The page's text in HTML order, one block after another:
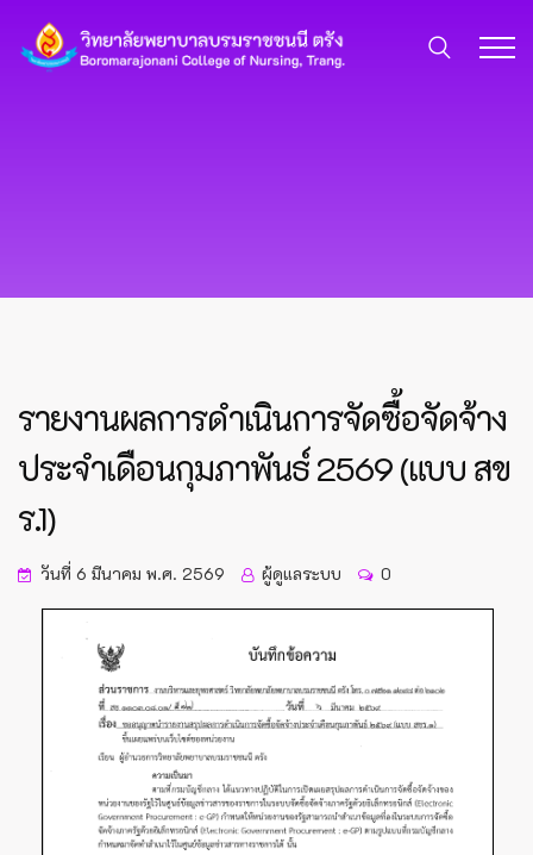
รายงานผลการดำเนินการจัดซื้อจัดจ้าง
ประจำเดือนกุมภาพันธ์ 2569 (แบบ สข
ร.1)
วันที่ 6 มีนาคม พ.ศ. 2569 ผู้ดูแลระบบ 0